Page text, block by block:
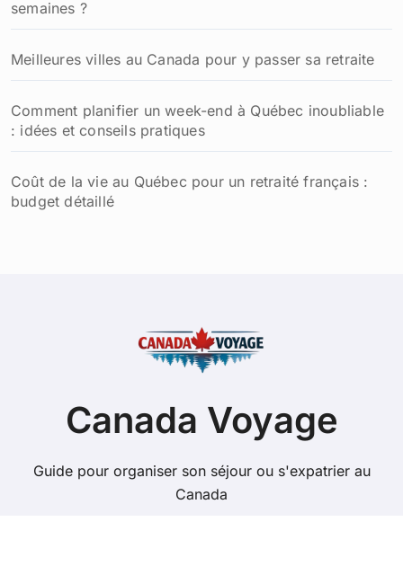
semaines ?
Meilleures villes au Canada pour y passer sa retraite
Comment planifier un week-end à Québec inoubliable
: idées et conseils pratiques
Coût de la vie au Québec pour un retraité français :
budget détaillé
Canada Voyage
Guide pour organiser son séjour ou s'expatrier au
Canada